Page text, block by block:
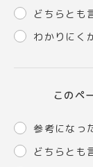
どちらとも
わかりにく
このペ
参考になっ
どちらとも